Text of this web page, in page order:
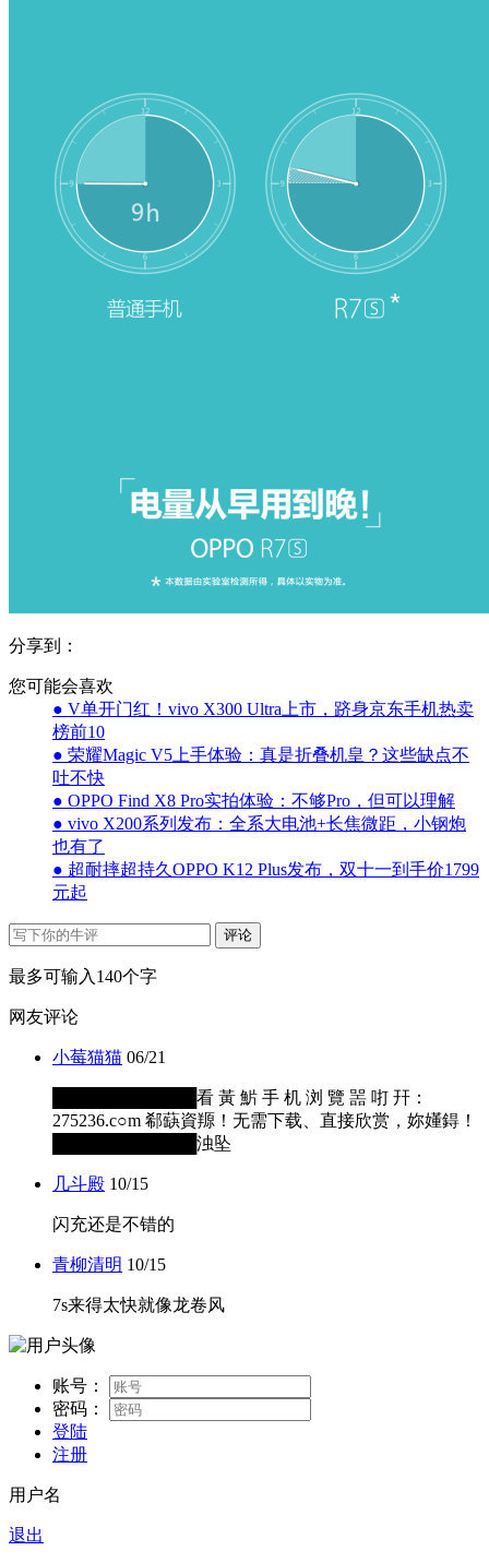
分享到：
您可能会喜欢
● V单开门红！vivo X300 Ultra上市，跻身京东手机热卖
榜前10
● 荣耀Magic V5上手体验：真是折叠机皇？这些缺点不
吐不快
● OPPO Find X8 Pro实拍体验：不够Pro，但可以理解
● vivo X200系列发布：全系大电池+长焦微距，小钢炮
也有了
● 超耐摔超持久OPPO K12 Plus发布，双十一到手价1799
元起
评论
最多可输入140个字
网友评论
小莓猫猫 06/21
████████████看 黃 魸 手 机 浏 覽 噐 咑 幵：
275236.c○m 郗蒛資羱！无需下载、直接欣赏，妳嬞鍀！
████████████浊坠
几斗殿 10/15
闪充还是不错的
青柳清明 10/15
7s来得太快就像龙卷风
账号：
密码：
登陆
注册
用户名
退出